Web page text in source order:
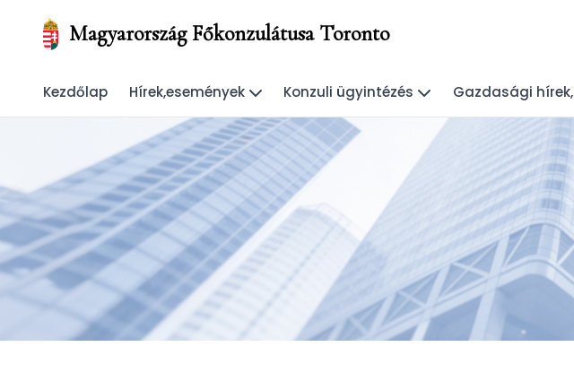
Magyarország Főkonzulátusa Toronto
Kezdőlap Hírek,események Konzuli ügyintézés Gazdasági